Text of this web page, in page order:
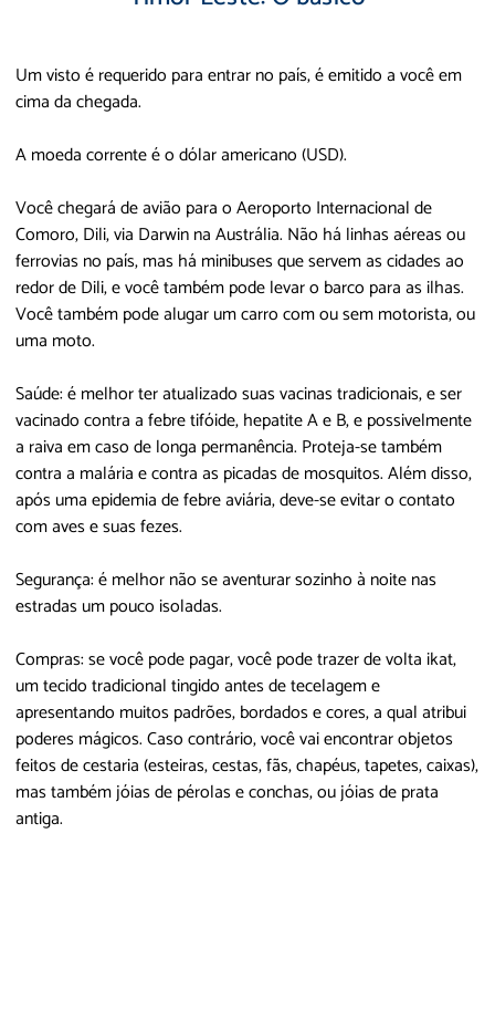
Um visto é requerido para entrar no país, é emitido a você em
cima da chegada.
A moeda corrente é o dólar americano (USD).
Você chegará de avião para o Aeroporto Internacional de
Comoro, Dili, via Darwin na Austrália. Não há linhas aéreas ou
ferrovias no país, mas há minibuses que servem as cidades ao
redor de Dili, e você também pode levar o barco para as ilhas.
Você também pode alugar um carro com ou sem motorista, ou
uma moto.
Saúde: é melhor ter atualizado suas vacinas tradicionais, e ser
vacinado contra a febre tifóide, hepatite A e B, e possivelmente
a raiva em caso de longa permanência. Proteja-se também
contra a malária e contra as picadas de mosquitos. Além disso,
após uma epidemia de febre aviária, deve-se evitar o contato
com aves e suas fezes.
Segurança: é melhor não se aventurar sozinho à noite nas
estradas um pouco isoladas.
Compras: se você pode pagar, você pode trazer de volta ikat,
um tecido tradicional tingido antes de tecelagem e
apresentando muitos padrões, bordados e cores, a qual atribui
poderes mágicos. Caso contrário, você vai encontrar objetos
feitos de cestaria (esteiras, cestas, fãs, chapéus, tapetes, caixas),
mas também jóias de pérolas e conchas, ou jóias de prata
antiga.